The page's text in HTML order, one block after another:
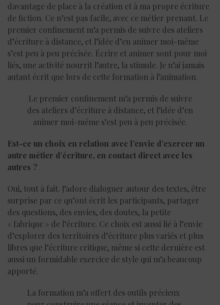
davantage de place à la création et à ma propre écriture
de fiction. Ce n’est pas facile, avec ce métier prenant. Le
premier confinement m’a permis de suivre des ateliers
d’écriture à distance, et l’idée d’en animer moi-même
s’est peu à peu précisée. Écrire et animer sont pour moi
liés, une activité nourrit l’autre, la stimule. Je n’ai jamais
autant écrit que lors de cette formation à l’animation.
Le premier confinement m’a permis de suivre
des ateliers d’écriture à distance, et l’idée d’en
animer moi-même s’est peu à peu précisée.
Est-ce un choix en relation avec l’envie d’exercer un
autre métier d’écriture, en contact direct avec les
autres ?
Oui, tout à fait. J’adore dialoguer autour des textes, être
surprise par ce qu’ont écrit les participants, partager
des questions, des envies, des doutes, la petite
« fabrique » de l’écriture. Ce choix est aussi lié à l’envie
d’explorer des territoires d’écriture plus variés et plus
libres que l’écriture critique, même si cette dernière est
aussi un formidable exercice de style qui m’a beaucoup
apporté.
La formation m’a offert des outils précieux